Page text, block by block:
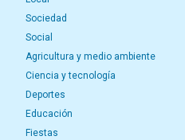
Sociedad
Social
Agricultura y medio ambiente
Ciencia y tecnología
Deportes
Educación
Fiestas